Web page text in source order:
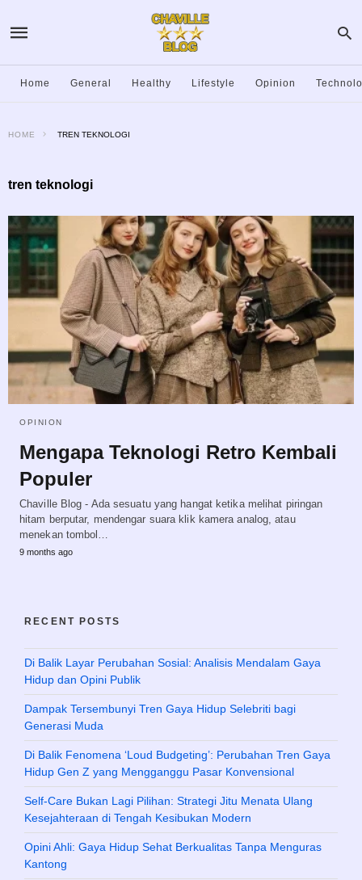
Home General Healthy Lifestyle Opinion
HOME TREN TEKNOLOGI
tren teknologi
OPINION
Mengapa Teknologi Retro Kembali
Populer
Chaville Blog - Ada sesuatu yang hangat ketika melihat piringan
hitam berputar, mendengar suara klik kamera analog, atau
menekan tombol…
9 months ago
RECENT POSTS
Di Balik Layar Perubahan Sosial: Analisis Mendalam Gaya
Hidup dan Opini Publik
Dampak Tersembunyi Tren Gaya Hidup Selebriti bagi
Generasi Muda
Di Balik Fenomena ‘Loud Budgeting’: Perubahan Tren Gaya
Hidup Gen Z yang Mengganggu Pasar Konvensional
Self-Care Bukan Lagi Pilihan: Strategi Jitu Menata Ulang
Kesejahteraan di Tengah Kesibukan Modern
Opini Ahli: Gaya Hidup Sehat Berkualitas Tanpa Menguras
Kantong